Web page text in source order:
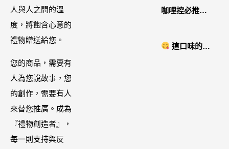
人與人之間的溫
度，將飽含心意的
禮物贈送給您。
您的商品，需要有
人為您說故事，您
的創作，需要有人
來替您推廣。成為
『禮物創造者』，
每一則支持與反
好萊塢名人加
家，奈米微電
咖哩控必推！
NYONYA」美
這口味的即